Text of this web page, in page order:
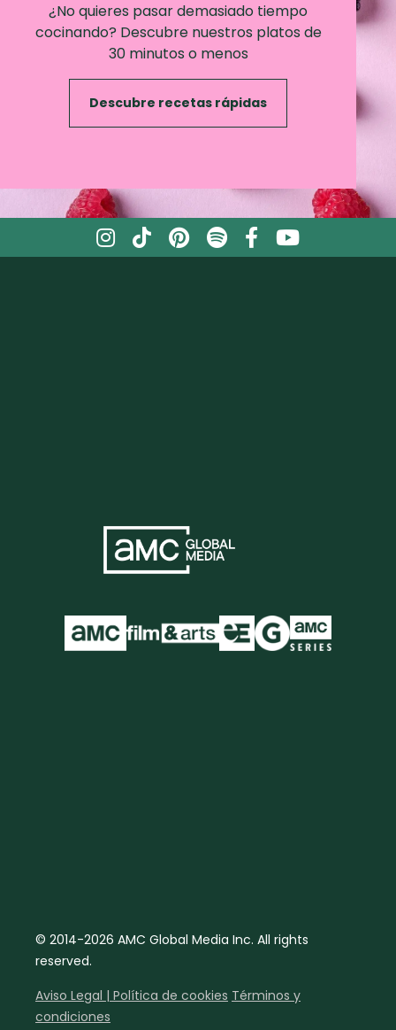
¿No quieres pasar demasiado tiempo
cocinando? Descubre nuestros platos de
30 minutos o menos
Descubre recetas rápidas
© 2014-2026 AMC Global Media Inc. All rights
reserved.
Aviso Legal | Política de cookies Términos y
condiciones